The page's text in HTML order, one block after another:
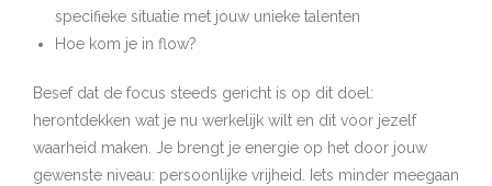
specifieke situatie met jouw unieke talenten
Hoe kom je in flow?
Besef dat de focus steeds gericht is op dit doel:
herontdekken wat je nu werkelijk wilt en dit voor jezelf
waarheid maken. Je brengt je energie op het door jouw
gewenste niveau: persoonlijke vrijheid. Iets minder meegaan